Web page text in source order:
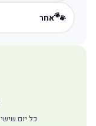
🐾אחר
כל יום